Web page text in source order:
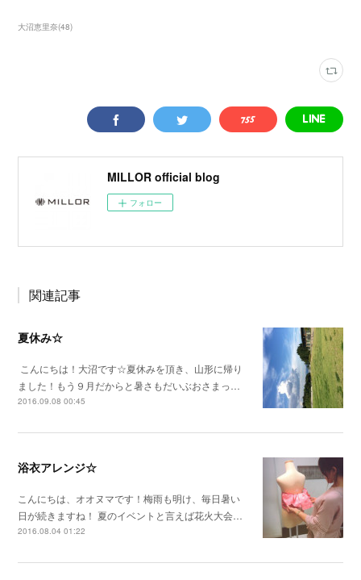
大沼恵里奈(48)
MILLOR official blog
フォロー
関連記事
夏休み☆
こんにちは！大沼です☆夏休みを頂き、山形に帰り
ました！もう９月だからと暑さもだいぶおさまっ…
2016.09.08 00:45
浴衣アレンジ☆
こんにちは、オオヌマです！梅雨も明け、毎日暑い
日が続きますね！ 夏のイベントと言えば花火大会…
2016.08.04 01:22